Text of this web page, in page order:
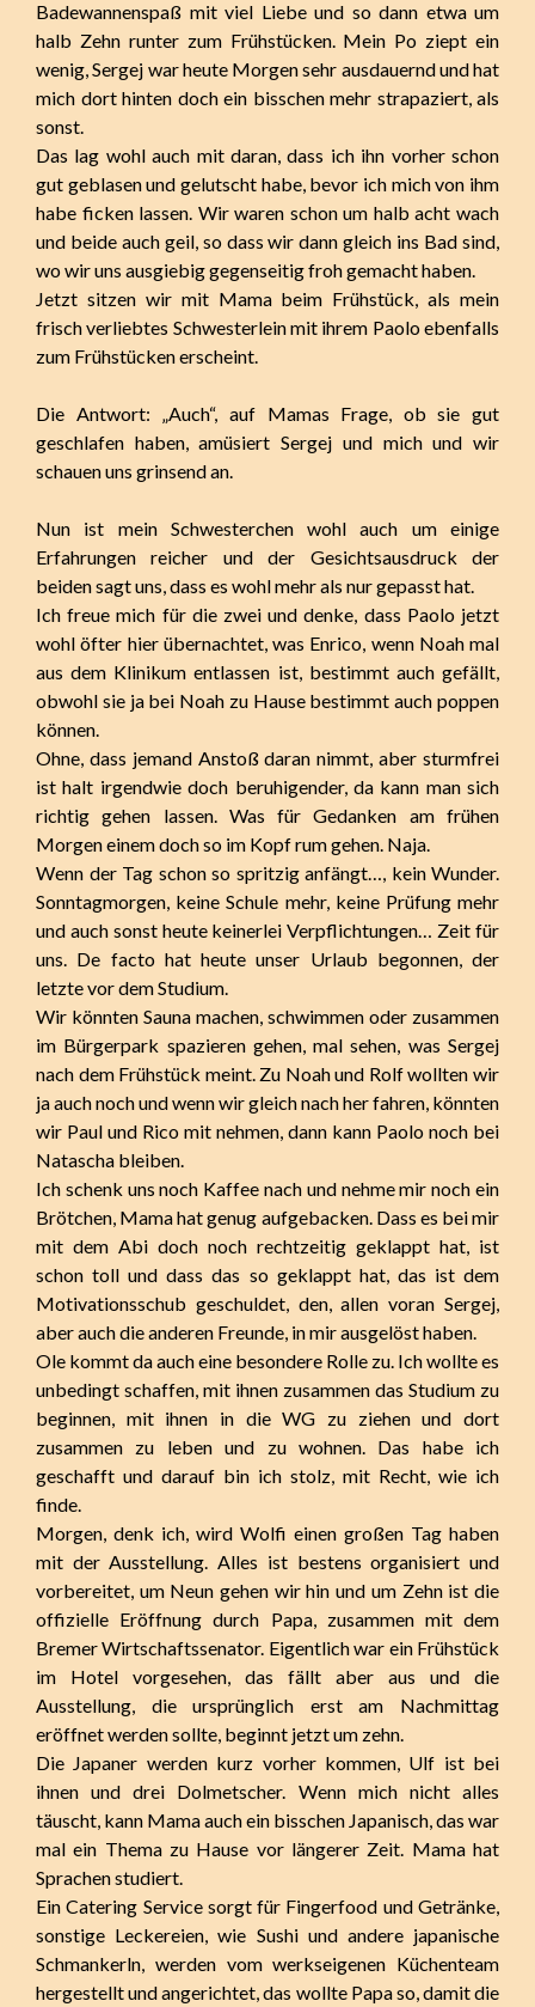
Badewannenspaß mit viel Liebe und so dann etwa um
halb Zehn runter zum Frühstücken. Mein Po ziept ein
wenig, Sergej war heute Morgen sehr ausdauernd und hat
mich dort hinten doch ein bisschen mehr strapaziert, als
sonst.
Das lag wohl auch mit daran, dass ich ihn vorher schon
gut geblasen und gelutscht habe, bevor ich mich von ihm
habe ficken lassen. Wir waren schon um halb acht wach
und beide auch geil, so dass wir dann gleich ins Bad sind,
wo wir uns ausgiebig gegenseitig froh gemacht haben.
Jetzt sitzen wir mit Mama beim Frühstück, als mein
frisch verliebtes Schwesterlein mit ihrem Paolo ebenfalls
zum Frühstücken erscheint.
Die Antwort: „Auch“, auf Mamas Frage, ob sie gut
geschlafen haben, amüsiert Sergej und mich und wir
schauen uns grinsend an.
Nun ist mein Schwesterchen wohl auch um einige
Erfahrungen reicher und der Gesichtsausdruck der
beiden sagt uns, dass es wohl mehr als nur gepasst hat.
Ich freue mich für die zwei und denke, dass Paolo jetzt
wohl öfter hier übernachtet, was Enrico, wenn Noah mal
aus dem Klinikum entlassen ist, bestimmt auch gefällt,
obwohl sie ja bei Noah zu Hause bestimmt auch poppen
können.
Ohne, dass jemand Anstoß daran nimmt, aber sturmfrei
ist halt irgendwie doch beruhigender, da kann man sich
richtig gehen lassen. Was für Gedanken am frühen
Morgen einem doch so im Kopf rum gehen. Naja.
Wenn der Tag schon so spritzig anfängt…, kein Wunder.
Sonntagmorgen, keine Schule mehr, keine Prüfung mehr
und auch sonst heute keinerlei Verpflichtungen… Zeit für
uns. De facto hat heute unser Urlaub begonnen, der
letzte vor dem Studium.
Wir könnten Sauna machen, schwimmen oder zusammen
im Bürgerpark spazieren gehen, mal sehen, was Sergej
nach dem Frühstück meint. Zu Noah und Rolf wollten wir
ja auch noch und wenn wir gleich nach her fahren, könnten
wir Paul und Rico mit nehmen, dann kann Paolo noch bei
Natascha bleiben.
Ich schenk uns noch Kaffee nach und nehme mir noch ein
Brötchen, Mama hat genug aufgebacken. Dass es bei mir
mit dem Abi doch noch rechtzeitig geklappt hat, ist
schon toll und dass das so geklappt hat, das ist dem
Motivationsschub geschuldet, den, allen voran Sergej,
aber auch die anderen Freunde, in mir ausgelöst haben.
Ole kommt da auch eine besondere Rolle zu. Ich wollte es
unbedingt schaffen, mit ihnen zusammen das Studium zu
beginnen, mit ihnen in die WG zu ziehen und dort
zusammen zu leben und zu wohnen. Das habe ich
geschafft und darauf bin ich stolz, mit Recht, wie ich
finde.
Morgen, denk ich, wird Wolfi einen großen Tag haben
mit der Ausstellung. Alles ist bestens organisiert und
vorbereitet, um Neun gehen wir hin und um Zehn ist die
offizielle Eröffnung durch Papa, zusammen mit dem
Bremer Wirtschaftssenator. Eigentlich war ein Frühstück
im Hotel vorgesehen, das fällt aber aus und die
Ausstellung, die ursprünglich erst am Nachmittag
eröffnet werden sollte, beginnt jetzt um zehn.
Die Japaner werden kurz vorher kommen, Ulf ist bei
ihnen und drei Dolmetscher. Wenn mich nicht alles
täuscht, kann Mama auch ein bisschen Japanisch, das war
mal ein Thema zu Hause vor längerer Zeit. Mama hat
Sprachen studiert.
Ein Catering Service sorgt für Fingerfood und Getränke,
sonstige Leckereien, wie Sushi und andere japanische
Schmankerln, werden vom werkseigenen Küchenteam
hergestellt und angerichtet, das wollte Papa so, damit die